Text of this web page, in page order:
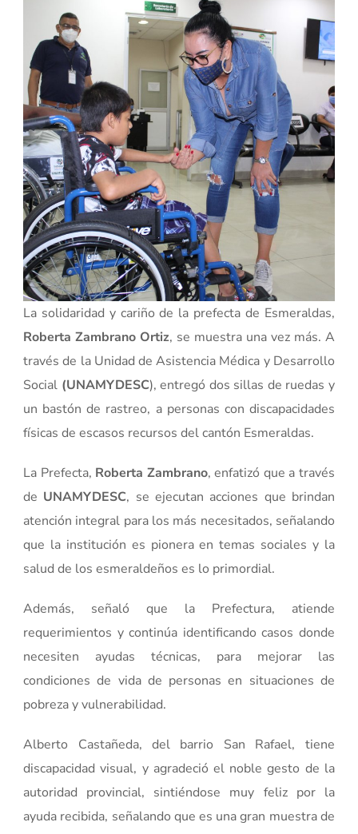
La solidaridad y cariño de la prefecta de Esmeraldas,
Roberta Zambrano Ortiz, se muestra una vez más. A
través de la Unidad de Asistencia Médica y Desarrollo
Social (UNAMYDESC), entregó dos sillas de ruedas y
un bastón de rastreo, a personas con discapacidades
físicas de escasos recursos del cantón Esmeraldas.
La Prefecta, Roberta Zambrano, enfatizó que a través
de UNAMYDESC, se ejecutan acciones que brindan
atención integral para los más necesitados, señalando
que la institución es pionera en temas sociales y la
salud de los esmeraldeños es lo primordial.
Además, señaló que la Prefectura, atiende
requerimientos y continúa identificando casos donde
necesiten ayudas técnicas, para mejorar las
condiciones de vida de personas en situaciones de
pobreza y vulnerabilidad.
Alberto Castañeda, del barrio San Rafael, tiene
discapacidad visual, y agradeció el noble gesto de la
autoridad provincial, sintiéndose muy feliz por la
ayuda recibida, señalando que es una gran muestra de